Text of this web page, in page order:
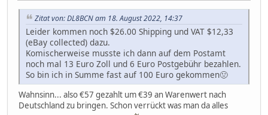
Zitat von: DL8BCN am 18. August 2022, 14:37
Leider kommen noch $26.00 Shipping und VAT $12,33
(eBay collected) dazu.
Komischerweise musste ich dann auf dem Postamt
noch mal 13 Euro Zoll und 6 Euro Postgebühr bezahlen.
So bin ich in Summe fast auf 100 Euro gekommen🤢
Wahnsinn... also €57 gezahlt um €39 an Warenwert nach
Deutschland zu bringen. Schon verrückt was man da alles